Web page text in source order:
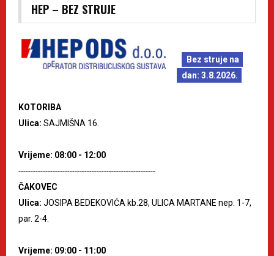
HEP – BEZ STRUJE
Bez struje na
dan: 3.8.2026.
KOTORIBA
Ulica: SAJMIŠNA 16.
Vrijeme: 08:00 - 12:00
--------------------------------------------------------
ČAKOVEC
Ulica: JOSIPA BEDEKOVIĆA kb.28, ULICA MARTANE nep. 1-7,
par. 2-4.
Vrijeme: 09:00 - 11:00